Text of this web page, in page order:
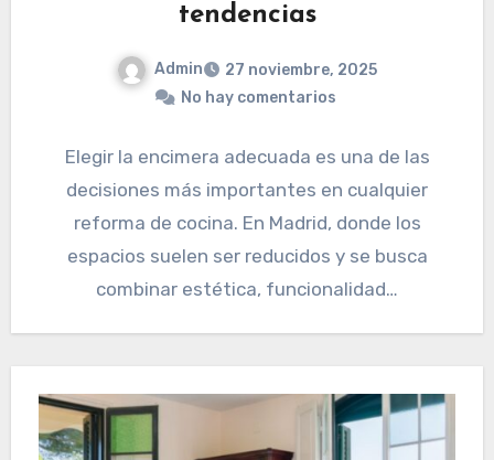
tendencias
Admin
27 noviembre, 2025
No hay comentarios
Elegir la encimera adecuada es una de las
decisiones más importantes en cualquier
reforma de cocina. En Madrid, donde los
espacios suelen ser reducidos y se busca
combinar estética, funcionalidad…